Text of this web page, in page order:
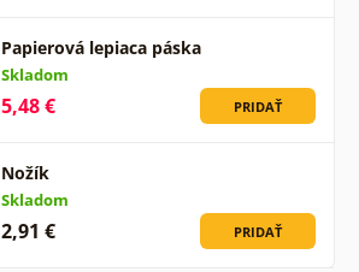
Papierová lepiaca páska
Skladom
5,48 € PRIDAŤ
Nožík
Skladom
2,91 € PRIDAŤ